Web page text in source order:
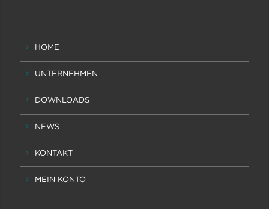
HOME
UNTERNEHMEN
DOWNLOADS
NEWS
KONTAKT
MEIN KONTO